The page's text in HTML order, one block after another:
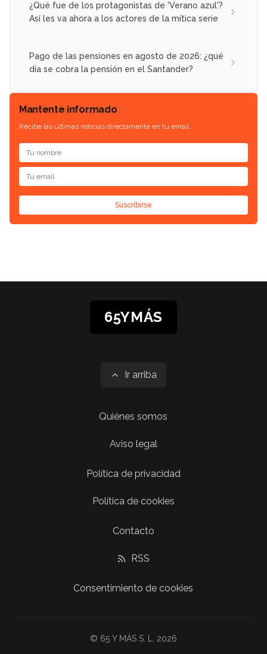
¿Qué fue de los protagonistas de 'Verano azul'?
Así les va ahora a los actores de la mítica serie
Pago de las pensiones en agosto de 2026: ¿qué
día se cobra la pensión en el Santander?
Mantente informado
Recibe las últimas noticias directamente en tu email.
Suscribirse
65YMÁS
Ir arriba
Quiénes somos
Aviso legal
Política de privacidad
Política de cookies
Contacto
RSS
Consentimiento de cookies
© 65 Y MÁS S. L. 2026